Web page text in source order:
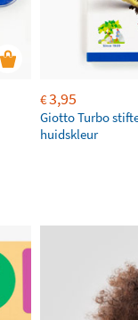
€3,95
Giotto Turbo
huidskleur